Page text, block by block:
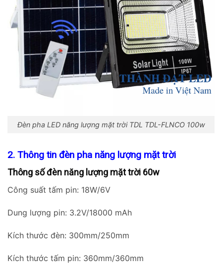
Đèn pha LED năng lượng mặt trời TDL TDL-FLNCO 100w
2. Thông tin đèn pha năng lượng mặt trời
Thông số đèn năng lượng mặt trời 60w
Công suất tấm pin: 18W/6V
Dung lượng pin: 3.2V/18000 mAh
Kích thước đèn: 300mm/250mm
Kích thước tấm pin: 360mm/360mm